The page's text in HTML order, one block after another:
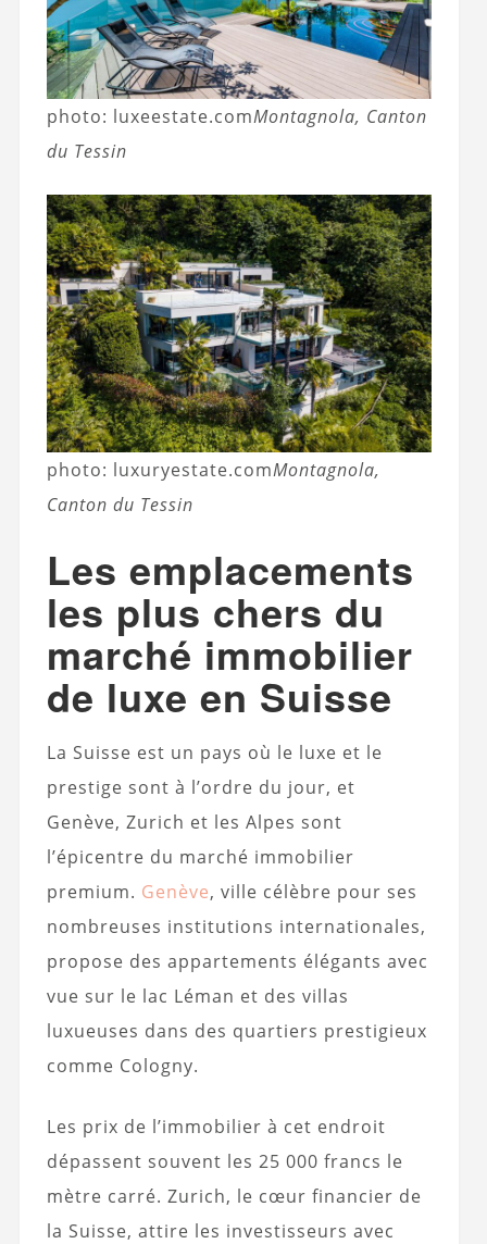
photo: luxeestate.comMontagnola, Canton
du Tessin
photo: luxuryestate.comMontagnola,
Canton du Tessin
Les emplacements
les plus chers du
marché immobilier
de luxe en Suisse
La Suisse est un pays où le luxe et le
prestige sont à l’ordre du jour, et
Genève, Zurich et les Alpes sont
l’épicentre du marché immobilier
premium. Genève, ville célèbre pour ses
nombreuses institutions internationales,
propose des appartements élégants avec
vue sur le lac Léman et des villas
luxueuses dans des quartiers prestigieux
comme Cologny.
Les prix de l’immobilier à cet endroit
dépassent souvent les 25 000 francs le
mètre carré. Zurich, le cœur financier de
la Suisse, attire les investisseurs avec